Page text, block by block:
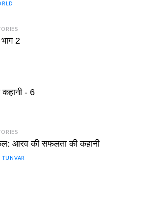
2
- 6
आरव की सफलता की कहानी